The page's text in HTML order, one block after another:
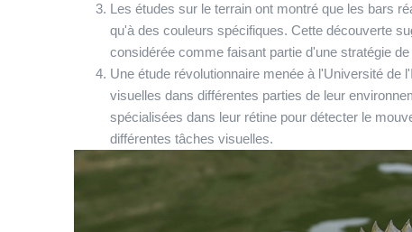
Les études sur le terrain ont montré que les bars
qu'à des couleurs spécifiques. Cette découverte
considérée comme faisant partie d'une stratégie
Une étude révolutionnaire menée à l'Université de
visuelles dans différentes parties de leur
spécialisées dans leur rétine pour détecter le
différentes tâches visuelles.